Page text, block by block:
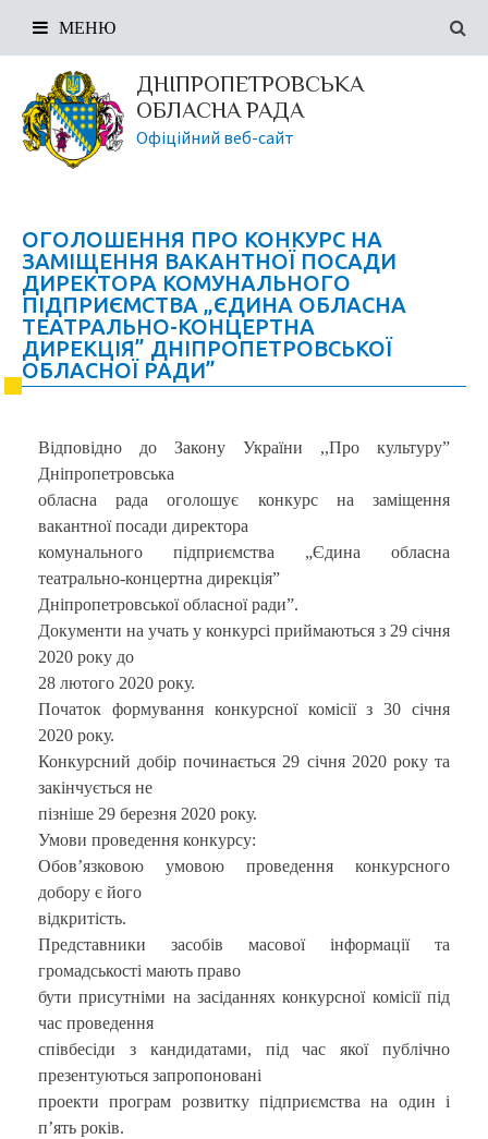
ДНІПРОПЕТРОВСЬКА
ОБЛАСНА РАДА
Офіційний веб-сайт
МЕНЮ
ОГОЛОШЕННЯ ПРО КОНКУРС НА
ЗАМІЩЕННЯ ВАКАНТНОЇ ПОСАДИ
ДИРЕКТОРА КОМУНАЛЬНОГО
ПІДПРИЄМСТВА „ЄДИНА ОБЛАСНА
ТЕАТРАЛЬНО-КОНЦЕРТНА
ДИРЕКЦІЯ” ДНІПРОПЕТРОВСЬКОЇ
ОБЛАСНОЇ РАДИ”
Відповідно до Закону України ,,Про культуру”
Дніпропетровська
обласна рада оголошує конкурс на заміщення
вакантної посади директора
комунального підприємства „Єдина обласна
театрально-концертна дирекція”
Дніпропетровської обласної ради”.
Документи на учать у конкурсі приймаються з 29 січня
2020 року до
28 лютого 2020 року.
Початок формування конкурсної комісії з 30 січня
2020 року.
Конкурсний добір починається 29 січня 2020 року та
закінчується не
пізніше 29 березня 2020 року.
Умови проведення конкурсу:
Обов’язковою умовою проведення конкурсного
добору є його
відкритість.
Представники засобів масової інформації та
громадськості мають право
бути присутніми на засіданнях конкурсної комісії під
час проведення
співбесіди з кандидатами, під час якої публічно
презентуються запропоновані
проекти програм розвитку підприємства на один і
п’ять років.